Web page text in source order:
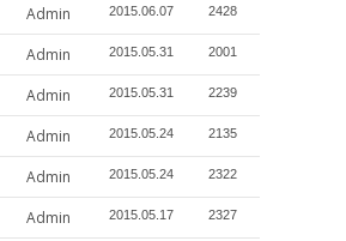
Admin 2015.06.07 2428
Admin 2015.05.31 2001
Admin 2015.05.31 2239
Admin 2015.05.24 2135
Admin 2015.05.24 2322
Admin 2015.05.17 2327